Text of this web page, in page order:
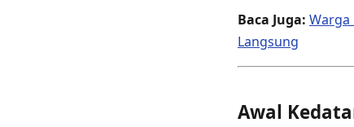
Baca Juga: Warga
Langsung
Awal